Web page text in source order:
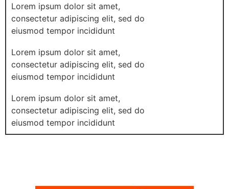
Lorem ipsum dolor sit amet,
consectetur adipiscing elit, sed do
eiusmod tempor incididunt
Lorem ipsum dolor sit amet,
consectetur adipiscing elit, sed do
eiusmod tempor incididunt
Lorem ipsum dolor sit amet,
consectetur adipiscing elit, sed do
eiusmod tempor incididunt